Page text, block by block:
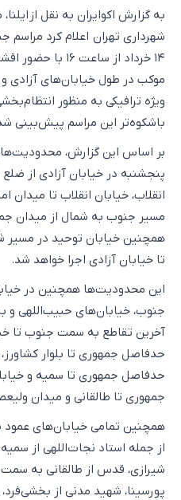
به گزارش اکوایران به نقل از
شهرداری تهران اعلام کرد
موکب در طول خیابان‌های آزادی و
ویژه ترافیکی به منظور
باشکوه‌تر این مراسم پیش‌بینی
پنجشنبه در خیابان آزادی از
انقلاب، خیابان انقلاب تا میدان
مسیر جنوب به شمال از میدان
همچنین خیابان توحید در مسیر
تا خیابان آزادی اجرا خواهد شد.
این محدودیت‌ها همچنین در
جنوب، خیابان‌های حبیب‌اللهی و
آخرین تقاطع به سمت جنوب تا
حدفاصل جمهوری تا بلوار
حدفاصل جمهوری تا سمیه و
جمهوری تا طالقانی و میدان
همچنین تمامی خیابان‌های عمود
از جمله استاد نجات‌اللهی از
پورسینا، شهید مدنی از